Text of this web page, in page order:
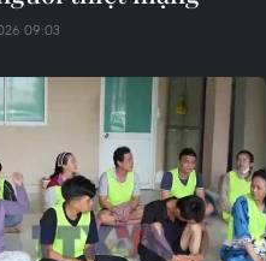
09:03